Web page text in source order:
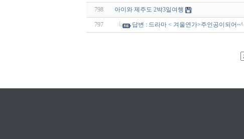
798 아이와 제주도 2박3일여행
797 답변 : 드라마 < 겨울연가>주인공이되어~^